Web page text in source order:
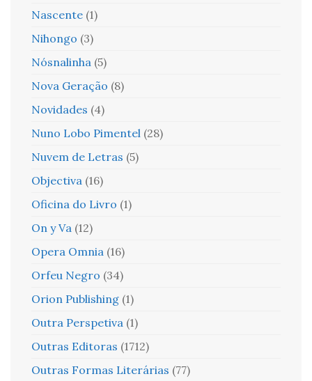
Nascente (1)
Nihongo (3)
Nósnalinha (5)
Nova Geração (8)
Novidades (4)
Nuno Lobo Pimentel (28)
Nuvem de Letras (5)
Objectiva (16)
Oficina do Livro (1)
On y Va (12)
Opera Omnia (16)
Orfeu Negro (34)
Orion Publishing (1)
Outra Perspetiva (1)
Outras Editoras (1712)
Outras Formas Literárias (77)